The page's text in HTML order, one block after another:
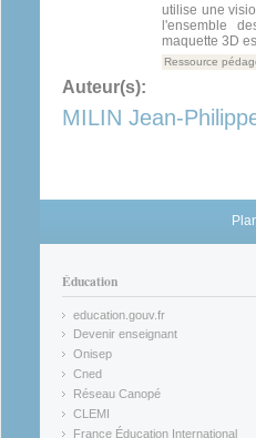
utilise une
l'ensemble
maquette 3D
Ressource
Auteur(s):
MILIN Jean-
Éducation
education.gouv.fr
(link is external)
Devenir enseignant
(link is external)
Onisep
(link is external)
Cned
(link is external)
Réseau Canopé
(link is external)
CLEMI
(link is external)
France Éducation International